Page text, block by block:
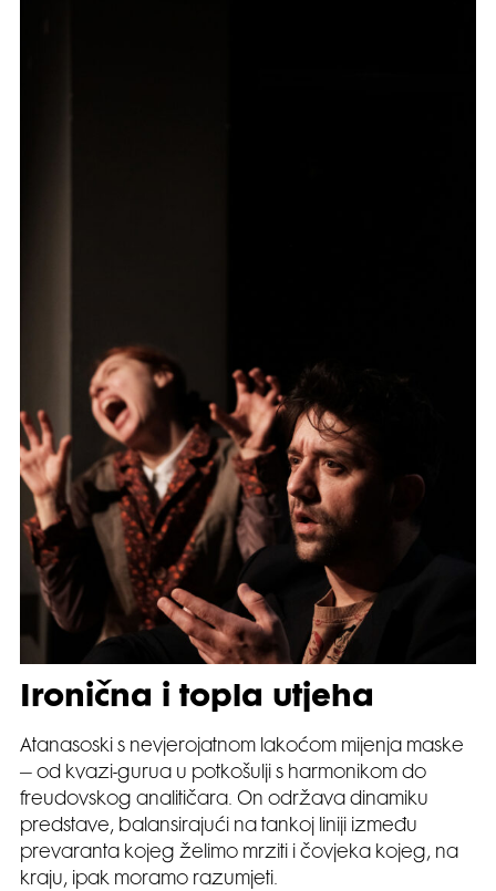
Ironična i topla utjeha
Atanasoski s nevjerojatnom lakoćom mijenja maske
– od kvazi-gurua u potkošulji s harmonikom do
freudovskog analitičara. On održava dinamiku
predstave, balansirajući na tankoj liniji između
prevaranta kojeg želimo mrziti i čovjeka kojeg, na
kraju, ipak moramo razumjeti.